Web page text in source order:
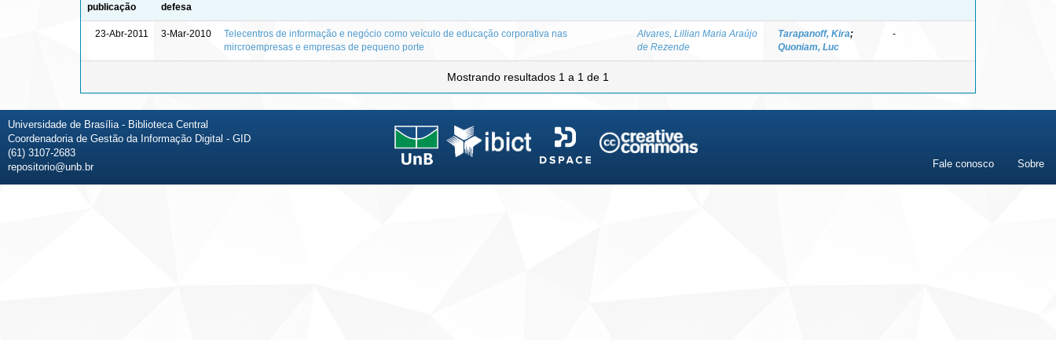
publicação
defesa
23-Abr-2011 3-Mar-2010
Telecentros de informação e negócio como veículo de educação corporativa nas
mircroempresas e empresas de pequeno porte
Alvares, Lillian Maria Araújo
de Rezende
Tarapanoff, Kira;
Quoniam, Luc
-
Mostrando resultados 1 a 1 de 1
Universidade de Brasília - Biblioteca Central
Coordenadoria de Gestão da Informação Digital - GID
(61) 3107-2683
repositorio@unb.br
Fale conosco Sobre